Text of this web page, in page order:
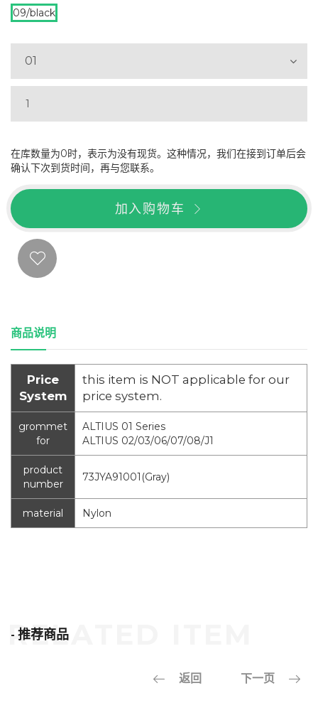
09/black
01
在库数量为0时，表示为没有现货。这种情况，我们在接到订单后会
确认下次到货时间，再与您联系。
加入购物车
商品说明
Price
System
this item is NOT applicable for our
price system.
grommet
for
ALTIUS 01 Series
ALTIUS 02/03/06/07/08/J1
product
number
73JYA91001(Gray)
material Nylon
- 推荐商品
返回 下一页